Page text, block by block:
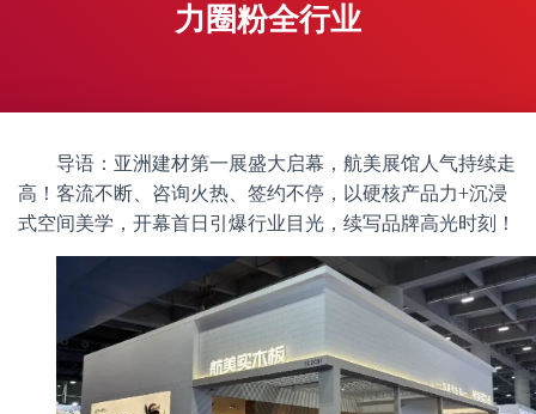
力圈粉全行业
导语：亚洲建材第一展盛大启幕，航美展馆人气持续走
高！客流不断、咨询火热、签约不停，以硬核产品力+沉浸
式空间美学，开幕首日引爆行业目光，续写品牌高光时刻！